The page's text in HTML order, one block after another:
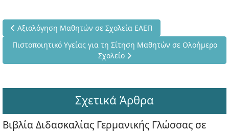
Προηγούμενο άρθρο: Αξιολόγηση Μαθητών σε Σχολεία ΕΑΕΠ
Αξιολόγηση Μαθητών σε Σχολεία ΕΑΕΠ
Επόμενο άρθρο: Πιστοποιητικό Υγείας για τη Σίτηση
Πιστοποιητικό Υγείας για τη Σίτηση Μαθητών σε Ολοήμερο
Σχολείο
Σχετικά Άρθρα
Βιβλία Διδασκαλίας Γερμανικής Γλώσσας σε